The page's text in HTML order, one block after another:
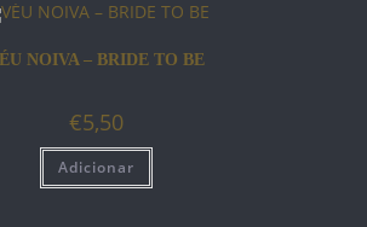
NOIVA – BRIDE TO BE
€5,50
Adicionar